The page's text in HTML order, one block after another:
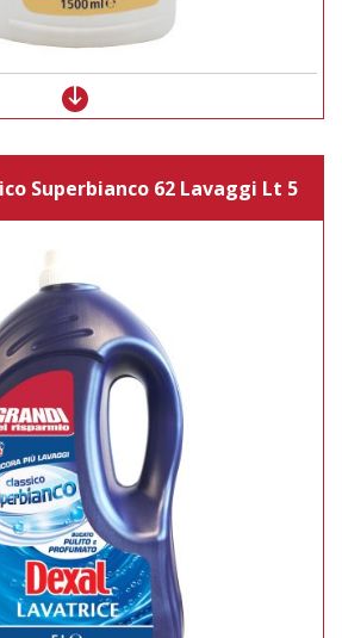
Superbianco 62 Lavaggi Lt 5